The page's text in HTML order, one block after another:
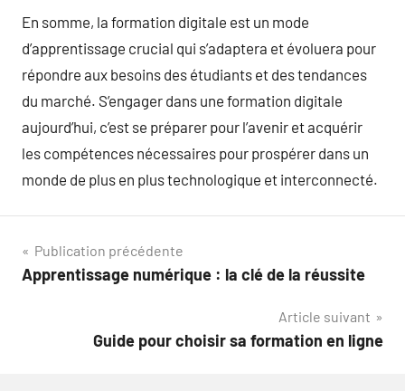
En somme, la formation digitale est un mode
d’apprentissage crucial qui s’adaptera et évoluera pour
répondre aux besoins des étudiants et des tendances
du marché. S’engager dans une formation digitale
aujourd’hui, c’est se préparer pour l’avenir et acquérir
les compétences nécessaires pour prospérer dans un
monde de plus en plus technologique et interconnecté.
Navigation
de
Publication précédente
Apprentissage numérique : la clé de la réussite
Article suivant
Guide pour choisir sa formation en ligne